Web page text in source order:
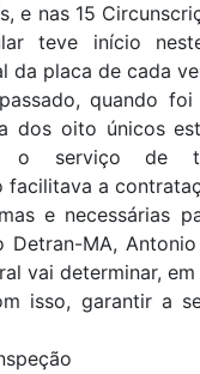
e nas 15
teve início
da placa de cada
quando foi
dos oito únicos
o serviço de
facilitava a
e necessárias
MA,
vai determinar,
isso, garantir a